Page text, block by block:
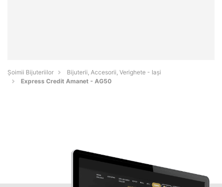
Şoimii Bijuteriilor
Bijuterii, Accesorii, Verighete - Iaşi
Express Credit Amanet - AG50